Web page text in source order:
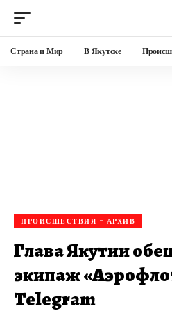
Страна и Мир В Якутске
ПРОИСШЕСТВИЯ - АРХИВ
Глава Якутии
экипаж
Telegram